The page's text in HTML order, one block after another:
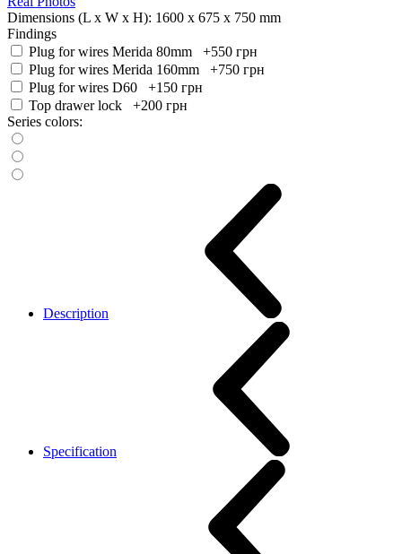
Dimensions (L x W x H): 1600 x 675 x 750 mm
Findings
Plug for wires Merida 80mm +550 грн
Plug for wires Merida 160mm +750 грн
Plug for wires D60 +150 грн
Top drawer lock +200 грн
Series colors:
Description
Specification